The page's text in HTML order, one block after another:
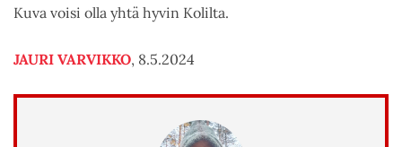
Kuva voisi olla yhtä hyvin Kolilta.
JAURI VARVIKKO, 8.5.2024